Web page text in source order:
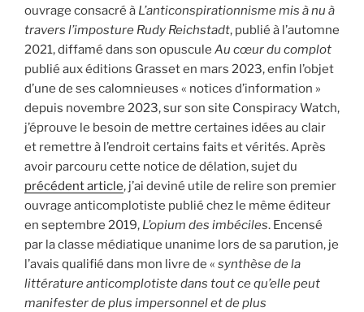
ouvrage consacré à L’anticonspirationnisme mis à nu à
travers l’imposture Rudy Reichstadt, publié à l’automne
2021, diffamé dans son opuscule Au cœur du complot
publié aux éditions Grasset en mars 2023, enfin l’objet
d’une de ses calomnieuses « notices d’information »
depuis novembre 2023, sur son site Conspiracy Watch,
j’éprouve le besoin de mettre certaines idées au clair
et remettre à l’endroit certains faits et vérités. Après
avoir parcouru cette notice de délation, sujet du
précédent article, j’ai deviné utile de relire son premier
ouvrage anticomplotiste publié chez le même éditeur
en septembre 2019, L’opium des imbéciles. Encensé
par la classe médiatique unanime lors de sa parution, je
l’avais qualifié dans mon livre de « synthèse de la
littérature anticomplotiste dans tout ce qu’elle peut
manifester de plus impersonnel et de plus